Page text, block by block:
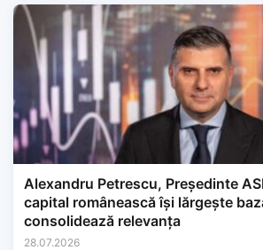
Alexandru Petrescu, Președinte ASF: Piața
capital românească își lărgește
consolidează relevanța
28.07.2026